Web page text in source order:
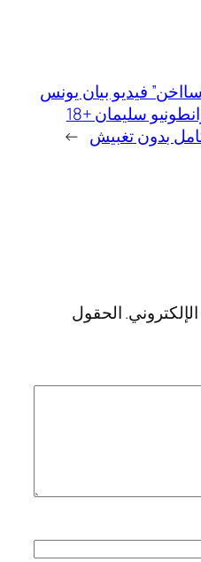
فيديو بيان يونس
وانطونيو سليمان +18
بدون تغبيش →
الحقول